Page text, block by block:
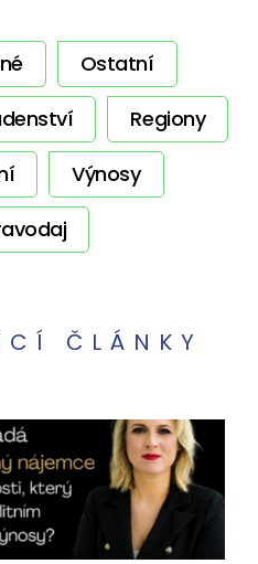
Ostatní
Regiony
Výnosy
ČLÁNKY